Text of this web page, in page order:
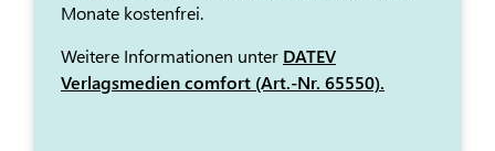
Monate kostenfrei.
Weitere Informationen unter DATEV
Verlagsmedien comfort (Art.-Nr. 65550).